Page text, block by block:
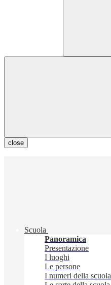
close
Scuola
Panoramica
Presentazione
I luoghi
Le persone
I numeri della scuola